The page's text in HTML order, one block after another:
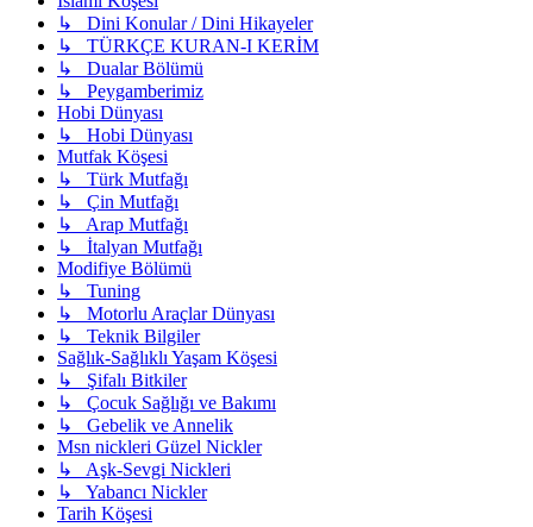
↳ Dini Konular / Dini Hikayeler
↳ TÜRKÇE KURAN-I KERİM
↳ Dualar Bölümü
↳ Peygamberimiz
Hobi Dünyası
↳ Hobi Dünyası
Mutfak Köşesi
↳ Türk Mutfağı
↳ Çin Mutfağı
↳ Arap Mutfağı
↳ İtalyan Mutfağı
Modifiye Bölümü
↳ Tuning
↳ Motorlu Araçlar Dünyası
↳ Teknik Bilgiler
Sağlık-Sağlıklı Yaşam Köşesi
↳ Şifalı Bitkiler
↳ Çocuk Sağlığı ve Bakımı
↳ Gebelik ve Annelik
Msn nickleri Güzel Nickler
↳ Aşk-Sevgi Nickleri
↳ Yabancı Nickler
Tarih Köşesi